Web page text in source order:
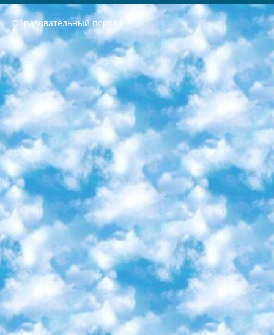
Образовательный портал
РЕСПУБЛИКА УЗБЕКИСТАН МИНИСТРЕРСТВО ДОШКОЛЬНОГО И ШКОЛЬНОГО ОБРАЗОВАНИЯ КОМАНДА в общеобразовательных учреждениях в 2023-2024 учебном году организация и проведение итоговой государственной аттестации обучающихся о Министра дошкольного и школьного образования Республики Узбекистан от 4 марта 2008 года (постановлением Минюста от 20 марта 2008 года № 1778 государственной регистрации) «Итоговое состояние учащихся общего среднего образования на основании положения об утверждении положения об аттестации общего среднего образования выпускной экзамен студентов в образовательных учреждениях в 2023-2024 учебном году В целях организации и прохождения аттестации приказываю: 1. Следующее: перечень предметов, по которым будет проводиться итоговая государственная аттестация и экзамен формы перевода согласно приложению 1; сертификаты международного образца, оценивающие уровень владения иностранными языками перечень согласно приложению 2; 2. Педагогический при специализированных образовательных учреждениях. научно-практический центр квалификации и международной оценки (Д.Давидова) 2024 г. До 25 марта: задания по предметам, по которым будет проводиться итоговая аттестация разработка и утверждение технических условий; итоговая аттестация на основании разработанного предметного задания разработка вопросов по предметам (устно и письменно), экзамен передача; общеобразовательные средние школы и специальные учебные заведения учащиеся выпускных классов школ и интернатов в агентской системе подготовка базы данных экзаменационных материалов и критериев оценки; перевод базы экзаменационных материалов на все языки обучения подать в Республиканский образовательный центр для изготовления; варианты экзаменов на основе разработанных контрольных материалов пусть будут поставлены задачи формирования. 3. Республиканский образовательный центр (Ш.Худайкулов) до 5 апреля 2024 года. до: база данных предоставленных экзаменационных материалов на все языки обучения перевод и экспертиза; для слепых, слабовидящих, глухих, слабослышащих и умственно отсталых детей учащиеся выпускных классов специализированных школ и школ-интернатов база данных экзаменационных материалов на всех преподаваемых языках подготовка критериев оценки; специализированные школы для умственно отсталых детей и технологии для учащихся выпускных классов школ-интернатов разработка соответствующих рекомендаций и критериев проведения ЕГЭ по естествознанию давать задания. 4. Педагогический при специализированных образовательных учреждениях. Научно-практический центр навыков и международной оценки (Д.Давидова), Республика образовательный центр (Худайкулов Ш.) итоговый государственный аттестационный экзамен ориентирован на творческое и логическое мышление при подготовке базы материалов учитывать введение заданий. 5. Следует отметить, что: сертификат государственного образца о знании общеобразовательного предмета и как минимум национальный уровень B1 по предметам на иностранных языках, указанным в Приложении 2. или международно признанный сертификат эквивалентного уровня студенты, изучающие определенный предмет, освобождаются от экзамена; по соответствующим предметам запланирована итоговая государственная аттестация за день до дня, путем жеребьевки Рабочей группой (в письменной форме по предметам, проводимым в форме) из числа сформированных вариантов выбрано 2 варианта; 2 выбранных варианта экзамена анонсированы на официальном сайте министерства и все выпускники по всей стране на основе этих вариантов проводит итоговую государственную аттестацию. 6. Государственное образование учащихся средних общеобразовательных учреждений. знания в соответствии с квалификационными требованиями, которые необходимо приобрести на основании стандартов итоговый (выпускной) контроль для 9 и 11 классов в целях тестирования Экзамены (далее – экзамены) состоят из предметов, перечисленных в приложении 1. будет сделано. 7. Экзамены пройдут с 26 мая по 15 июня 2024 г. (кроме науки физического воспитания). 8. Физическая для учащихся 9 классов общесредних образовательных учреждений. Экзамены по предмету «Образование, квалификация медицина» 1-6 мая 2024 года. сотрудники перевести под присмотр (с отклонениями в физическом или умственном развитии) специализированная школа для детей, школы-интернаты и со сколиозом школы-интернаты санаторного типа для больных детей исключены). 9. Он был слепым, слабовидящим и имел нарушения опорно-двигательного аппарата. экзамены в специализированных школах и интернатах для детей должны проводиться исходя из требований, предъявляемых к общеобразовательным учреждениям (физкультура кроме науки). 10. Специализированная школа для глухих и слабослышащих детей. и экзамены в интернатах и быть реализован в виде письменного теста по математике. 11. Специальность для умственно отсталых детей. Для 9 класса Родной язык и литературное письмо Государственный язык (язык обучения – узбекский). для неклассов) написано Математическое письмо Письменная/устная история Узбекистана Физическое воспитание практично Итоговый контроль Для 11 класса Написание родного языка и литературы (эссе) Математическое письмо Узбекский язык (обучение на узбекском языке) не посещающее общее среднее образование для учреждений)/Образовательное учреждение выбор письменный и устный Иностранный язык письменный/устный Письменная/устная история Узбекистана *По выбору студента:  Химия  Физика  Основы государственного права  География 10 бесплатных образовательных ресурсов - Мы составили подборку онлайн-проектов с интерактивными упражнениями, видеолекциями и статьями. Они помогут вам обрести новые и освежить старые знания бесплатно. 1. «ИНТУИТ» Старейшая образовательная площадка Рунета. Здесь вы найдёте сотни текстовых и видеокурсов на десятки различных тем — от программирования до психологии. Многие курсы подготовлены российскими университетами и крупными международными компаниями вроде Intel и Microsoft. Самостоятельное обучение бесплатное, но желающие могут оплатить услуги персональных наставников. 2. «Смартия» знакомит с актуальными профессиями и подсказывает, как им обучаться. Выбрав заинтересовавшую вас специальность — SMM-специалист, фотограф, веб-дизайнер или другую, — увидите список необходимых для неё умений. Чтобы вы могли освоить их самостоятельно, для каждого умения площадка отображает подборку ссылок на учебные материалы. Хотя «Смартия» ориентируется на русскоязычную аудиторию, часть контента всё же доступна только на английском. 3. «Лекторий Физтеха» Проект Московского физико-технического института (Физтеха). С его помощью вы можете смотреть онлайн серии лекций, записанные на видео в этом вузе. В числе доступных предметов — физика, биология, химия, информационные технологии и другие. К некоторым лекциям администрация ресурса прилагает готовые конспекты, которые можно скачивать в PDF-формате. 4. ITMOcourses Онлайн-площадка Санкт-Петербургского национального исследовательского университета информационных технологий, механики и оптики (ИТМО). Ресурс предоставляет свободный доступ к курсам, разработанным в этом вузе. Каталог материалов разбит на четыре категории: «Оптические системы и технологии», «Приборостроение и робототехника», «Информационные технологии» и «Биотехнологии». Курсы состоят из видеолекций, интерактивных демонстраций и заданий. 5. «КиберЛенинка» Электронная научная библиотека открытого доступа. Каталог площадки регулярно обрастает текстами статей из различных научных изданий. Сгруппированные по журналам и рубрикам публикации можно читать онлайн или скачивать целиком в PDF-формате. Проект нацелен на популяризацию науки за счёт открытого доступа к качественной информации. 6. «ПостНаука» На этом ресурсе публикуют подборки видеолекций, составленные экспертами из разных отраслей и объединённые общими темами. Среди них, к примеру, есть серии «Биоинформатика и геномика», «Культура средневековой Скандинавии» и Cinema Studies о теории кино. Каждая подборка лекций — логически связанная история, рассказанная экспертом от первого лица. Кроме того, на сайте появляются научно-образовательные статьи и тесты на разные темы. 7. «Newочём» Команда проекта «Newочём» отбирает самые интересные тексты из англоязычных СМИ и переводит те из них, за которые голосуют участники сообщества «ВКонтакте». По большей части это научно-популярные статьи. Редакторы придумывают лишь заголовки, в остальном содержание переводов соответствует оригиналам. Полные тексты можно читать прямо в социальной сети. 8. InternetUrok Онлайн-база материалов по основным дисциплинам школьной программы. Информация на сайте структурирована по классам, предметам и темам (урокам). Каждый урок состоит из видеолекций и конспектов. Есть также интерактивные тренажёры и тесты для закрепления пройденного материала. Даже если вы давно окончили школу, возможность повторить программу старших классов всегда может пригодиться. 9. Edutainme Ещё один ресурс об образовании. В отличие от Newtonew, как мне кажется, Edutainme больше ориентируется на представителей индустрии: педагогов, предпринимателей, разработчиков образовательных проектов. Но и любой, кто просто стремится к саморазвитию, найдёт на сайте много полезного и интересного для себя. Например, информацию о новых курсах и образовательных сервисах. 10. Newtonew Онлайн-медиа об образовании и обучении в широком смысле. Авторы Newtonew пишут об инструментах, заведениях, тактиках и стратегиях, которые помогают учить других и получать новые знания самостоятельно. На этой площадке вы найдёте новости, обзоры, аналитические мат